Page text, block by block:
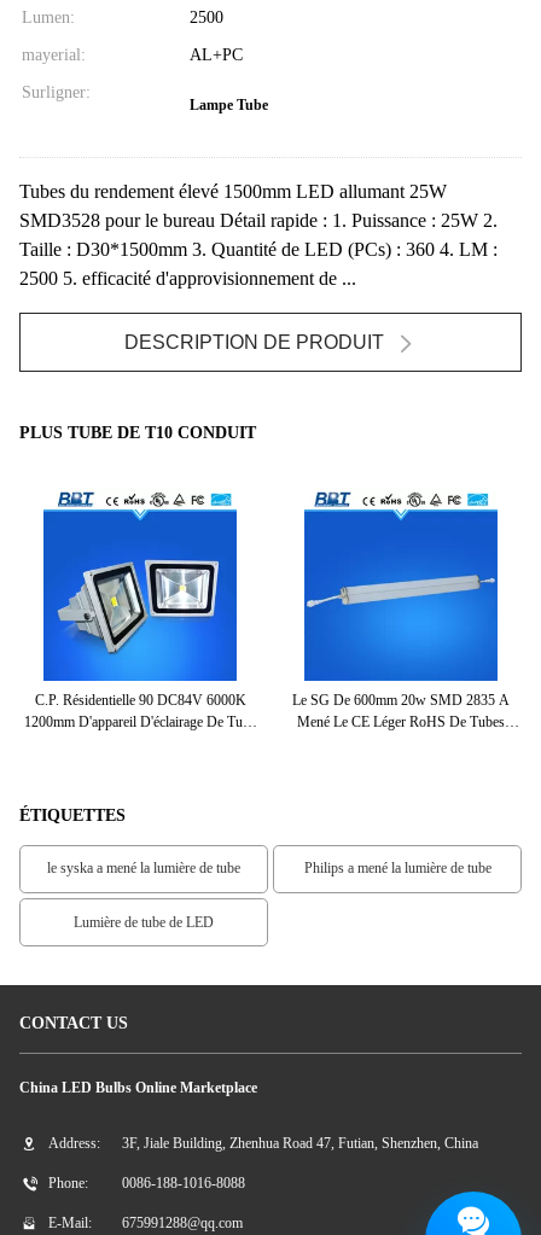
Lumen: 2500
mayerial: AL+PC
Surligner:
Lampe Tube
Tubes du rendement élevé 1500mm LED allumant 25W
SMD3528 pour le bureau Détail rapide : 1. Puissance : 25W 2.
Taille : D30*1500mm 3. Quantité de LED (PCs) : 360 4. LM :
2500 5. efficacité d'approvisionnement de ...
DESCRIPTION DE PRODUIT
PLUS TUBE DE T10 CONDUIT
C.P. Résidentielle 90 DC84V 6000K
1200mm D'appareil D'éclairage De Tube
Le SG De 600mm 20w SMD 2835 A
Mené Le CE Léger RoHS De Tubes
ÉTIQUETTES
le syska a mené la lumière de tube Philips a mené la lumière de tube
Lumière de tube de LED
CONTACT US
China LED Bulbs Online Marketplace
Address: 3F, Jiale Building, Zhenhua Road 47, Futian, Shenzhen, China
Phone: 0086-188-1016-8088
E-Mail: 675991288@qq.com